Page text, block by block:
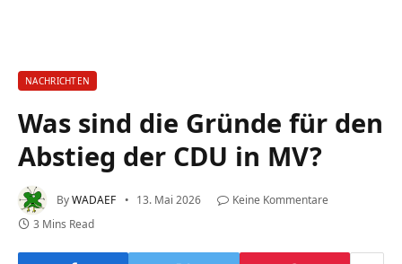
NACHRICHTEN
Was sind die Gründe für den
Abstieg der CDU in MV?
ByWADAEF 13. Mai 2026
Keine Kommentare
3 Mins Read